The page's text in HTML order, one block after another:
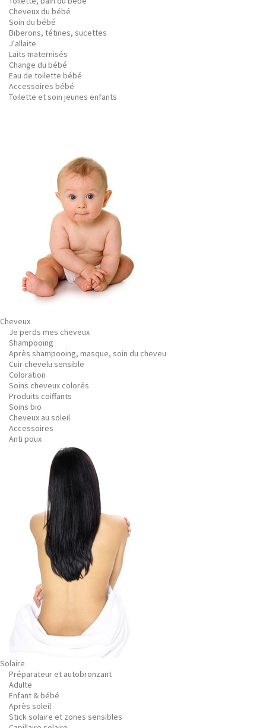
Cheveux du bébé
Soin du bébé
Biberons, tétines, sucettes
J'allaite
Laits maternisés
Change du bébé
Eau de toilette bébé
Accessoires bébé
Toilette et soin jeunes enfants
Cheveux
Je perds mes cheveux
Shampooing
Après shampooing, masque, soin du cheveu
Cuir chevelu sensible
Coloration
Soins cheveux colorés
Produits coiffants
Soins bio
Cheveux au soleil
Accessoires
Anti poux
Solaire
Préparateur et autobronzant
Adulte
Enfant & bébé
Après soleil
Stick solaire et zones sensibles